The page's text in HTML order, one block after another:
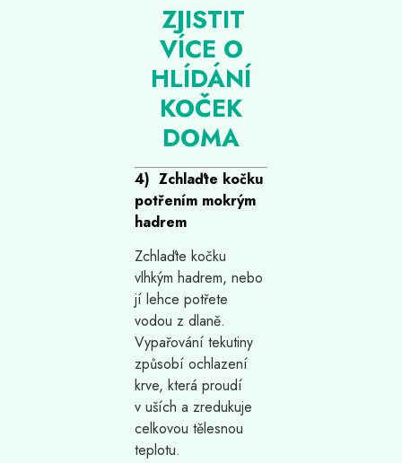
ZJISTIT
VÍCE O
HLÍDÁNÍ
KOČEK
DOMA
4) Zchlaďte kočku
potřením mokrým
hadrem
Zchlaďte kočku
vlhkým hadrem, nebo
jí lehce potřete
vodou z dlaně.
Vypařování tekutiny
způsobí ochlazení
krve, která proudí
v uších a zredukuje
celkovou tělesnou
teplotu.